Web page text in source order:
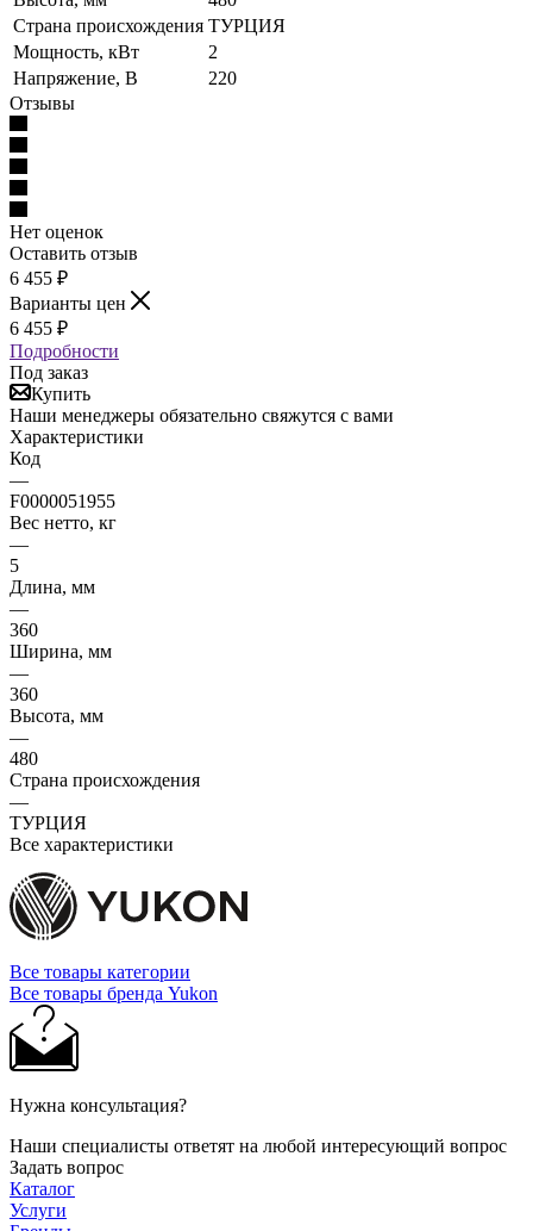
Страна происхождения ТУРЦИЯ
Мощность, кВт
2
Напряжение, В
220
Отзывы
Нет оценок
Оставить отзыв
6 455 ₽
Варианты цен
6 455 ₽
Подробности
Под заказ
Купить
Наши менеджеры обязательно свяжутся с вами
Характеристики
Код
—
F0000051955
Вес нетто, кг
—
5
Длина, мм
—
360
Ширина, мм
—
360
Высота, мм
—
480
Страна происхождения
—
ТУРЦИЯ
Все характеристики
Все товары категории
Все товары бренда Yukon
Нужна консультация?
Наши специалисты ответят на любой интересующий вопрос
Задать вопрос
Каталог
Услуги